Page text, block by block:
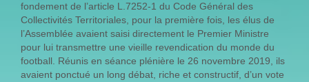
fondement de l’article L.7252-1 du Code Général des
Collectivités Territoriales, pour la première fois, les élus de
l’Assemblée avaient saisi directement le Premier Ministre
pour lui transmettre une vieille revendication du monde du
football. Réunis en séance plénière le 26 novembre 2019, ils
avaient ponctué un long débat, riche et constructif, d’un vote